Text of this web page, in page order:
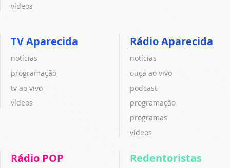
vídeos
TV Aparecida
notícias
programação
tv ao vivo
vídeos
Rádio Aparecida
notícias
ouça ao vivo
podcast
programação
programas
vídeos
Rádio POP Redentoristas